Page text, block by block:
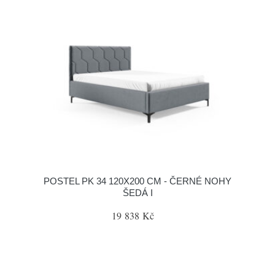
POSTEL PK 34 120X200 CM - ČERNÉ NOHY
ŠEDÁ I
19 838 Kč